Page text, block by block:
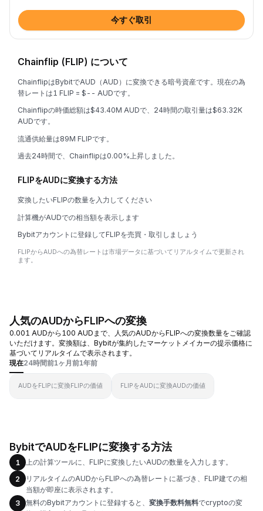
今すぐ取引
Chainflip (FLIP) について
ChainflipはBybitでAUD（AUD）に変換できる暗号資産です。現在の為
替レートは1 FLIP = $-- AUDです。
Chainflipの時価総額は$43.40M AUDで、24時間の取引量は$63.32K
AUDです。
流通供給量は89M FLIPです。
過去24時間で、Chainflipは0.00%上昇しました。
FLIPをAUDに変換する方法
変換したいFLIPの数量を入力してください
計算機がAUDでの相当額を表示します
Bybitアカウントに登録してFLIPを売買・取引しましょう
FLIPからAUDへの為替レートは市場データに基づいてリアルタイムで更新され
ます。
人気のAUDからFLIPへの変換
0.001 AUDから100 AUDまで、人気のAUDからFLIPへの変換数量をご確認
いただけます。変換額は、Bybitが集約したマーケットメイカーの提示価格に
基づいてリアルタイムで表示されます。
現在24時間前1ヶ月前1年前
AUDをFLIPに変換FLIPの価値 FLIPをAUDに変換AUDの価値
BybitでAUDをFLIPに変換する方法
1
上の計算ツールに、FLIPに変換したいAUDの数量を入力します。
2
リアルタイムのAUDからFLIPへの為替レートに基づき、FLIP建ての相
当額が即座に表示されます。
3
無料のBybitアカウントに登録すると、 変換手数料無料でcryptoの変